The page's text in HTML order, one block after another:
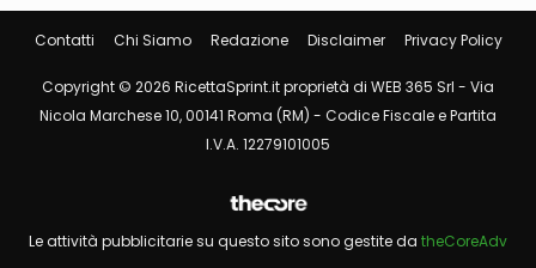
Contatti Chi Siamo Redazione Disclaimer Privacy Policy
Copyright © 2026 RicettaSprint.it proprietà di WEB 365 Srl - Via
Nicola Marchese 10, 00141 Roma (RM) - Codice Fiscale e Partita
I.V.A. 12279101005
Le attività pubblicitarie su questo sito sono gestite da theCoreAdv